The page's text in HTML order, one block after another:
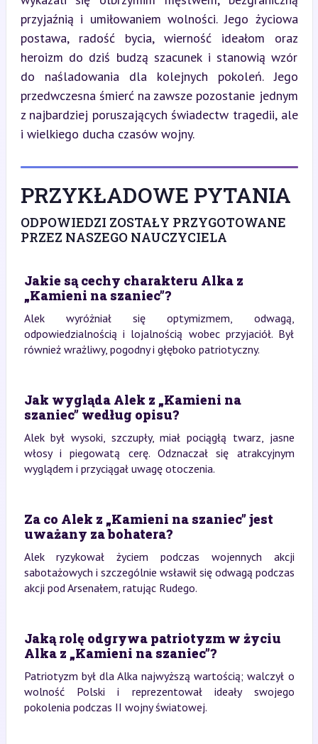
przyjaźnią i umiłowaniem wolności. Jego życiowa
postawa, radość bycia, wierność ideałom oraz
heroizm do dziś budzą szacunek i stanowią wzór
do naśladowania dla kolejnych pokoleń. Jego
przedwczesna śmierć na zawsze pozostanie jednym
z najbardziej poruszających świadectw tragedii, ale
i wielkiego ducha czasów wojny.
PRZYKŁADOWE PYTANIA
ODPOWIEDZI ZOSTAŁY PRZYGOTOWANE
PRZEZ NASZEGO NAUCZYCIELA
Jakie są cechy charakteru Alka z
„Kamieni na szaniec”?
Alek wyróżniał się optymizmem, odwagą,
odpowiedzialnością i lojalnością wobec przyjaciół. Był
również wrażliwy, pogodny i głęboko patriotyczny.
Jak wygląda Alek z „Kamieni na
szaniec” według opisu?
Alek był wysoki, szczupły, miał pociągłą twarz, jasne
włosy i piegowatą cerę. Odznaczał się atrakcyjnym
wyglądem i przyciągał uwagę otoczenia.
Za co Alek z „Kamieni na szaniec” jest
uważany za bohatera?
Alek ryzykował życiem podczas wojennych akcji
sabotażowych i szczególnie wsławił się odwagą podczas
akcji pod Arsenałem, ratując Rudego.
Jaką rolę odgrywa patriotyzm w życiu
Alka z „Kamieni na szaniec”?
Patriotyzm był dla Alka najwyższą wartością; walczył o
wolność Polski i reprezentował ideały swojego
pokolenia podczas II wojny światowej.